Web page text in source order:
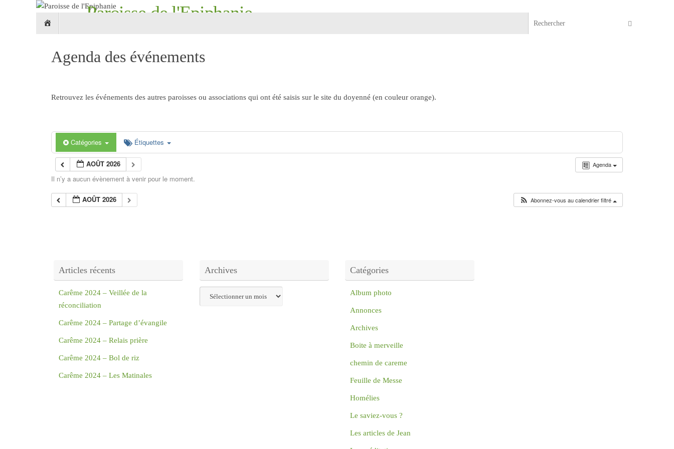
Paroisse de l'Epiphanie Rechercher
Agenda des événements
Retrouvez les événements des autres paroisses ou associations qui ont été saisis sur le site du doyenné (en couleur orange).
Catégories Étiquettes
Agenda
AOÛT 2026
Il n’y a aucun évènement à venir pour le moment.
AOÛT 2026 Abonnez-vous au calendrier filtré
Articles récents
Carême 2024 – Veillée de la
réconciliation
Carême 2024 – Partage d’évangile
Carême 2024 – Relais prière
Carême 2024 – Bol de riz
Carême 2024 – Les Matinales
Archives
Archives
Catégories
Album photo
Annonces
Archives
Boite à merveille
chemin de careme
Feuille de Messe
Homélies
Le saviez-vous ?
Les articles de Jean